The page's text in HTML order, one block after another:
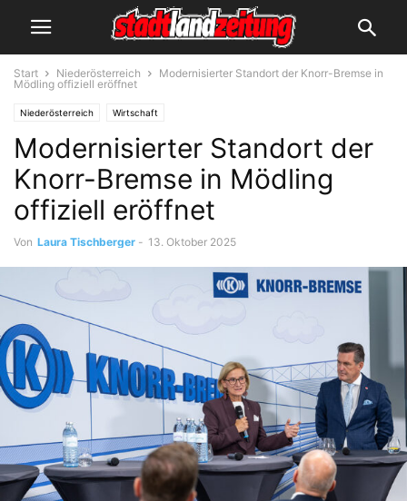
Start Niederösterreich
Modernisierter Standort der Knorr-Bremse in
Mödling offiziell eröffnet
Niederösterreich Wirtschaft
Modernisierter Standort der
Knorr-Bremse in Mödling
offiziell eröffnet
Von Laura Tischberger - 13. Oktober 2025